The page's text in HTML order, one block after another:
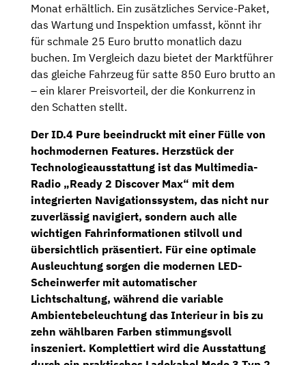
Monat erhältlich. Ein zusätzliches Service-Paket,
das Wartung und Inspektion umfasst, könnt ihr
für schmale 25 Euro brutto monatlich dazu
buchen. Im Vergleich dazu bietet der Marktführer
das gleiche Fahrzeug für satte 850 Euro brutto an
– ein klarer Preisvorteil, der die Konkurrenz in
den Schatten stellt.
Der ID.4 Pure beeindruckt mit einer Fülle von
hochmodernen Features. Herzstück der
Technologieausstattung ist das Multimedia-
Radio „Ready 2 Discover Max“ mit dem
integrierten Navigationssystem, das nicht nur
zuverlässig navigiert, sondern auch alle
wichtigen Fahrinformationen stilvoll und
übersichtlich präsentiert. Für eine optimale
Ausleuchtung sorgen die modernen LED-
Scheinwerfer mit automatischer
Lichtschaltung, während die variable
Ambientebeleuchtung das Interieur in bis zu
zehn wählbaren Farben stimmungsvoll
inszeniert. Komplettiert wird die Ausstattung